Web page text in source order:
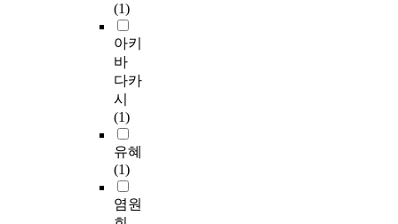
(1)
아키
바
다카
시
(1)
유혜
(1)
염원